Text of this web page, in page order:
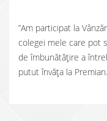
”Am participat la
colegei mele care pot
de îmbunătățire a
putut învăța la